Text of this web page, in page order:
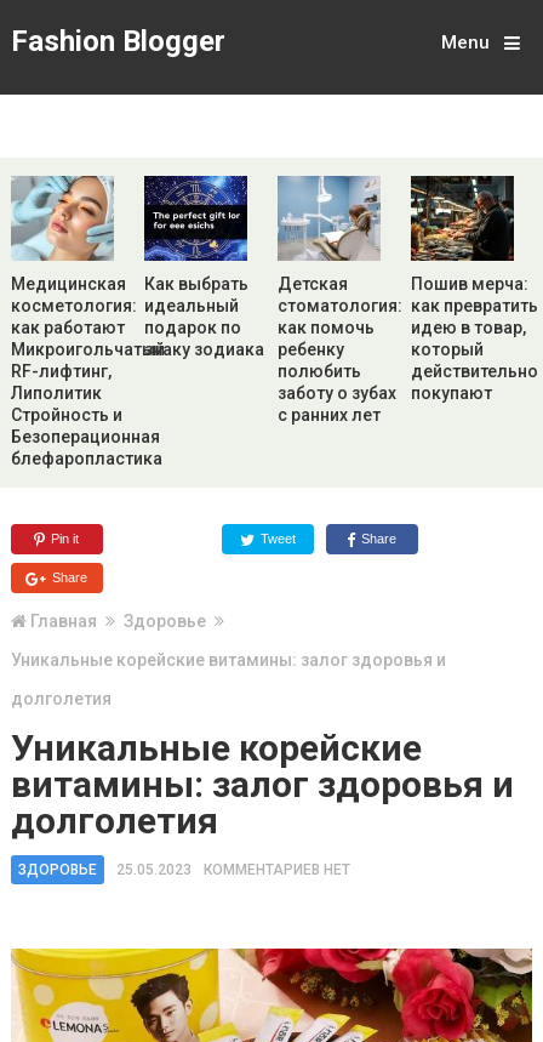
Fashion Blogger Menu
Медицинская
косметология:
как работают
Микроигольчатый
RF-лифтинг,
Липолитик
Стройность и
Безоперационная
блефаропластика
Как выбрать
идеальный
подарок по
знаку зодиака
Детская
стоматология:
как помочь
ребенку
полюбить
заботу о зубах
с ранних лет
Пошив мерча:
как превратить
идею в товар,
который
действительно
покупают
Pin it Tweet Share
Share
Главная
Здоровье
Уникальные корейские витамины: залог здоровья и
долголетия
Уникальные корейские
витамины: залог здоровья и
долголетия
ЗДОРОВЬЕ 25.05.2023 КОММЕНТАРИЕВ НЕТ